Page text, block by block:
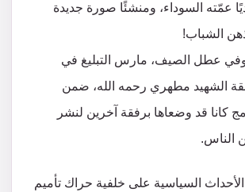
عمّته السوداء، ومنشئًا صورة جديدة
الشباب!
وفي عطل الصيف، مارس التبليغ في
الشهيد مطهري رحمه الله، ضمن
كانا قد وضعاها برفقة آخرين لنشر
الناس.
السياسية على خلفية حراك تأميم